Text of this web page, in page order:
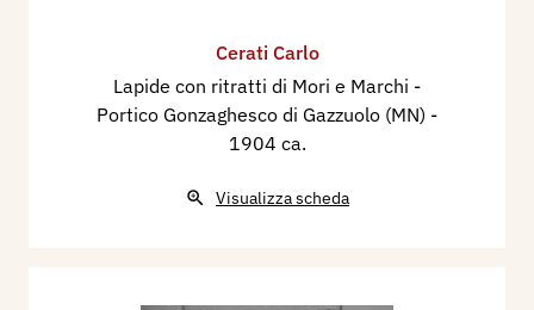
Cerati Carlo
Lapide con ritratti di Mori e Marchi -
Portico Gonzaghesco di Gazzuolo (MN) -
1904 ca.
Visualizza scheda